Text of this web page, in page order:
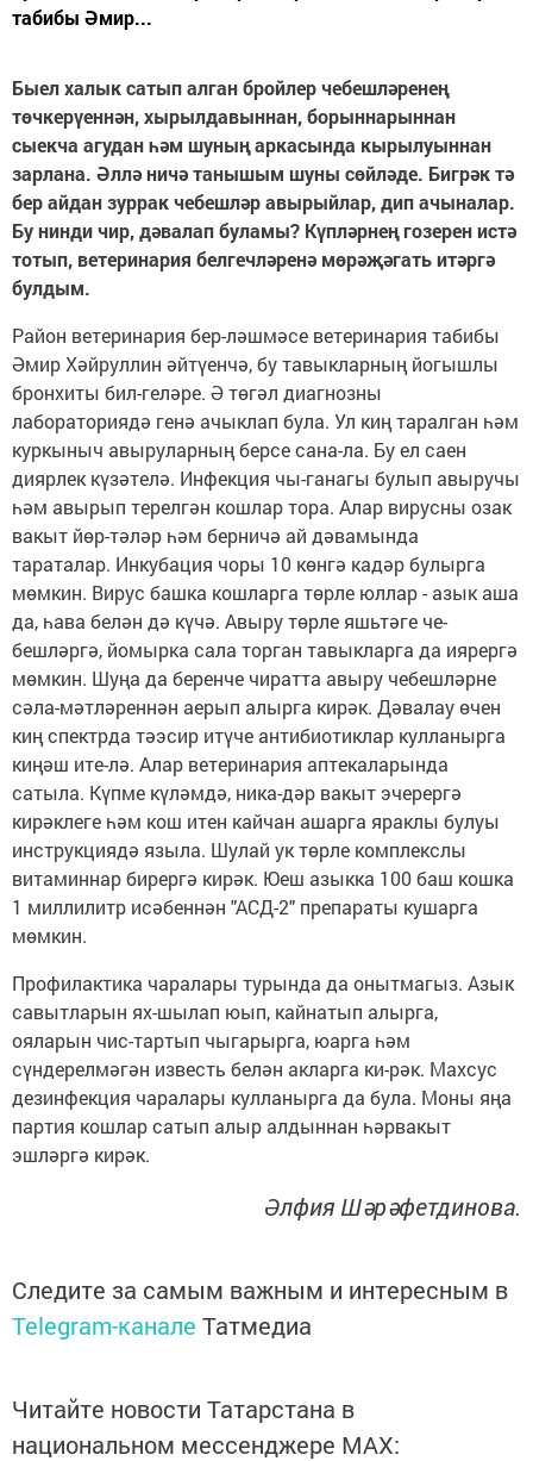
табибы Әмир...
Быел халык сатып алган бройлер чебешләренең
төчкерүеннән, хырылдавыннан, борыннарыннан
сыекча агудан һәм шуның аркасында кырылуыннан
зарлана. Әллә ничә танышым шуны сөйләде. Бигрәк тә
бер айдан зуррак чебешләр авырыйлар, дип ачыналар.
Бу нинди чир, дәвалап буламы? Күпләрнең гозерен истә
тотып, ветеринария белгечләренә мөрәҗәгать итәргә
булдым.
Район ветеринария бер-ләшмәсе ветеринария табибы
Әмир Хәйруллин әйтүенчә, бу тавыкларның йогышлы
бронхиты бил-геләре. Ә төгәл диагнозны
лабораториядә генә ачыклап була. Ул киң таралган һәм
куркыныч авыруларның берсе сана-ла. Бу ел саен
диярлек күзәтелә. Инфекция чы-ганагы булып авыручы
һәм авырып терелгән кошлар тора. Алар вирусны озак
вакыт йөр-тәләр һәм берничә ай дәвамында
тараталар. Инкубация чоры 10 көнгә кадәр булырга
мөмкин. Вирус башка кошларга төрле юллар - азык аша
да, һава белән дә күчә. Авыру төрле яшьтәге че-
бешләргә, йомырка сала торган тавыкларга да иярергә
мөмкин. Шуңа да беренче чиратта авыру чебешләрне
сәла-мәтләреннән аерып алырга кирәк. Дәвалау өчен
киң спектрда тәэсир итүче антибиотиклар кулланырга
киңәш ите-лә. Алар ветеринария аптекаларында
сатыла. Күпме күләмдә, ника-дәр вакыт эчерергә
кирәклеге һәм кош итен кайчан ашарга яраклы булуы
инструкциядә языла. Шулай ук төрле комплекслы
витаминнар бирергә кирәк. Юеш азыкка 100 баш кошка
1 миллилитр исәбеннән "АСД-2" препараты кушарга
мөмкин.
Профилактика чаралары турында да онытмагыз. Азык
савытларын ях-шылап юып, кайнатып алырга,
ояларын чис-тартып чыгарырга, юарга һәм
сүндерелмәгән известь белән акларга ки-рәк. Махсус
дезинфекция чаралары кулланырга да була. Моны яңа
партия кошлар сатып алыр алдыннан һәрвакыт
эшләргә кирәк.
Әлфия Шәрәфетдинова.
Следите за самым важным и интересным в
Telegram-канале Татмедиа
Читайте новости Татарстана в
национальном мессенджере MАХ: